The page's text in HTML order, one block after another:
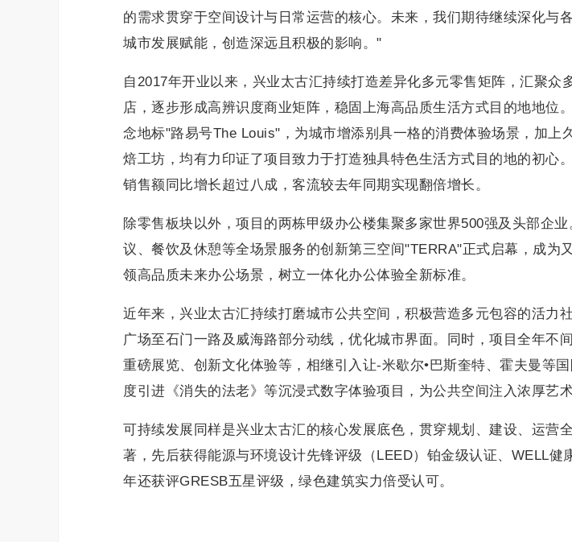
的需求贯穿于空间设计与日常运营的核心。未来，我们期待继续深化与
城市发展赋能，创造深远且积极的影响。"
自2017年开业以来，兴业太古汇持续打造差异化多元零售矩阵，汇聚众
店，逐步形成高辨识度商业矩阵，稳固上海高品质生活方式目的地地位
念地标"路易号The Louis"，为城市增添别具一格的消费体验场景，加上
焙工坊，均有力印证了项目致力于打造独具特色生活方式目的地的初心
销售额同比增长超过八成，客流较去年同期实现翻倍增长。
除零售板块以外，项目的两栋甲级办公楼集聚多家世界500强及头部企
议、餐饮及休憩等全场景服务的创新第三空间"TERRA"正式启幕，成为
领高品质未来办公场景，树立一体化办公体验全新标准。
近年来，兴业太古汇持续打磨城市公共空间，积极营造多元包容的活力
广场至石门一路及威海路部分动线，优化城市界面。同时，项目全年不
重磅展览、创新文化体验等，相继引入让-米歇尔•巴斯奎特、霍夫曼等
度引进《消失的法老》等沉浸式数字体验项目，为公共空间注入浓厚艺术
可持续发展同样是兴业太古汇的核心发展底色，贯穿规划、建设、运营
著，先后获得能源与环境设计先锋评级（LEED）铂金级认证、WELL健
年还获评GRESB五星评级，绿色建筑实力倍受认可。